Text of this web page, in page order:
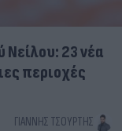
Νείλου: 23 νέα
περιοχές
ΓΙΆΝΝΗΣ ΤΣΟΎΡΤΗΣ